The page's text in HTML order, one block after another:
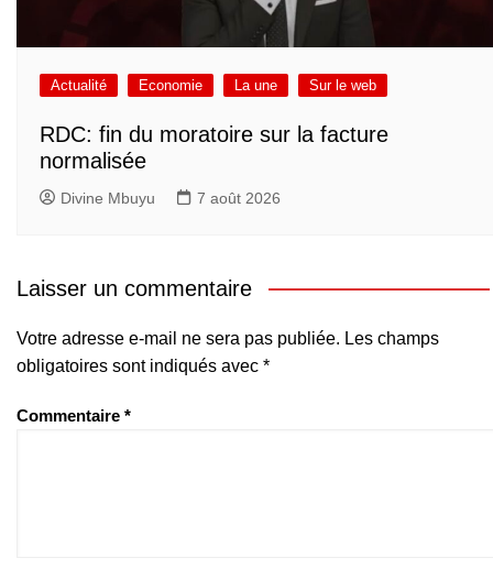
Actualité Economie La une Sur le web
RDC: fin du moratoire sur la facture
normalisée
Divine Mbuyu 7 août 2026
Laisser un commentaire
Votre adresse e-mail ne sera pas publiée. Les champs
obligatoires sont indiqués avec *
Commentaire *